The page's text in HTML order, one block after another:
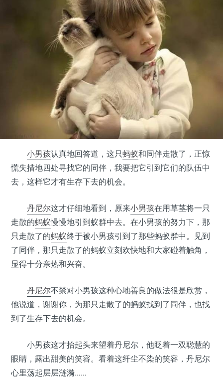
小男孩认真地回答道，这只蚂蚁和同伴走散了，正惊
慌失措地四处寻找它的同伴，我要把它引到它们的队伍中
去，这样它才有生存下去的机会。
丹尼尔这才仔细地看到，原来小男孩在用草茎将一只
走散的蚂蚁慢慢地引到蚁群中去。在小男孩的努力下，那
只走散了的蚂蚁终于被小男孩引到了那些蚂蚁群中。见到
了同伴，那只走散了的蚂蚁立刻欢快地和大家碰着触角，
显得十分亲热和兴奋。
丹尼尔不禁对小男孩这种心地善良的做法很是欣赏，
他说道，谢谢你，为那只走散了的蚂蚁找到了同伴，也找
到了生存下去的机会。
小男孩这才抬起头来望着丹尼尔，他眨着一双聪慧的
眼睛，露出甜美的笑容。看着这纤尘不染的笑容，丹尼尔
心里荡起层层涟漪……